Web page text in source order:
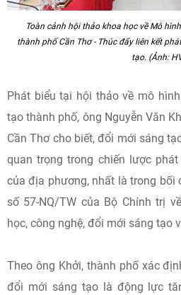
phát triển bền vững trong giai
thành phố Cần Thơ - Thúc đẩy liên kết
Phát biểu tại hội thảo về mô